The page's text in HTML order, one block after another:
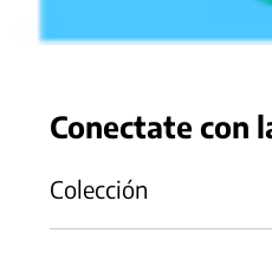
Conectate con
Colección